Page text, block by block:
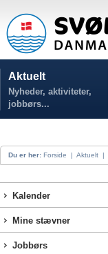
Aktuelt
Nyheder, aktiviteter,
jobbørs...
Du er her: Forside | Aktuelt |
Kalender
Mine stævner
Jobbørs